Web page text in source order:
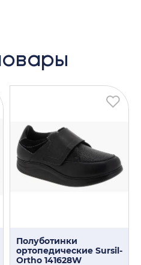
Полуботинки
ортопедические Sursil-
Ortho 141628W